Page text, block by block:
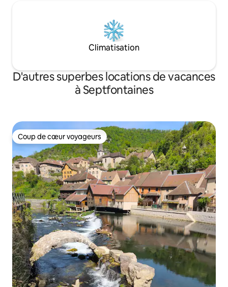
Climatisation
D'autres superbes locations de vacances
à Septfontaines
Coup de cœur voyageurs
Coup de cœur voyageurs